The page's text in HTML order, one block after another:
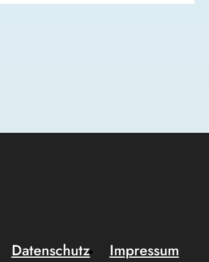
Datenschutz
Impressum